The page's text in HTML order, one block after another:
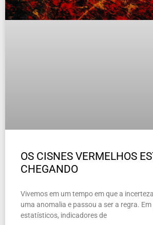
OS CISNES VERMELHOS
CHEGANDO
Vivemos em um tempo em que a
uma anomalia e passou a ser a regra.
estatísticos, indicadores de